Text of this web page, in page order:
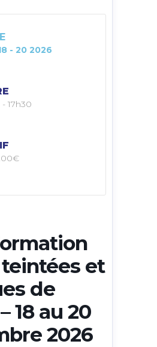
- 20 2026
17h30
et
de
18 au 20
2026